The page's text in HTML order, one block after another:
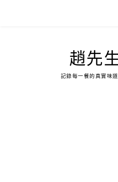
趙先
記錄每一餐的真實味